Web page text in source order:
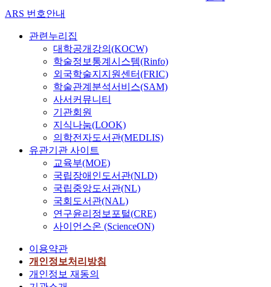
ARS 번호안내
관련누리집
대학공개강의(KOCW)
학술정보통계시스템(Rinfo)
외국학술지지원센터(FRIC)
학술관계분석서비스(SAM)
사서커뮤니티
기관회원
지식나눔(LOOK)
의학전자도서관(MEDLIS)
유관기관 사이트
교육부(MOE)
국립장애인도서관(NLD)
국립중앙도서관(NL)
국회도서관(NAL)
연구윤리정보포털(CRE)
사이언스온 (ScienceON)
이용약관
개인정보처리방침
개인정보 재동의